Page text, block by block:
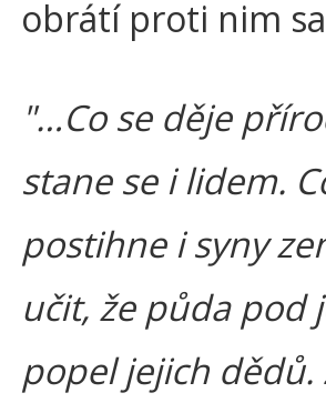
obrátí proti nim
"…Co se děje
stane se i lidem.
postihne i syny
učit, že půda pod
popel jejich dědů.